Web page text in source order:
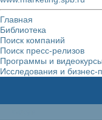
Главная
Библиотека
Поиск компаний
Поиск пресс-релизов
Программы и видеокурсы
Исследования и бизнес-